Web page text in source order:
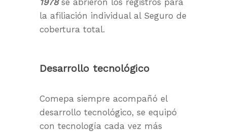
la afiliación individual al Seguro de
cobertura total.
Desarrollo tecnológico
Comepa siempre acompañó el
desarrollo tecnológico, se equipó
con tecnología cada vez más